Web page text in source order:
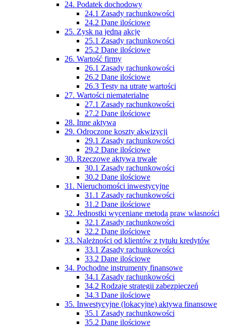
24. Podatek dochodowy
24.1 Zasady rachunkowości
24.2 Dane ilościowe
25. Zysk na jedną akcję
25.1 Zasady rachunkowości
25.2 Dane ilościowe
26. Wartość firmy
26.1 Zasady rachunkowości
26.2 Dane ilościowe
26.3 Testy na utratę wartości
27. Wartości niematerialne
27.1 Zasady rachunkowości
27.2 Dane ilościowe
28. Inne aktywa
29. Odroczone koszty akwizycji
29.1 Zasady rachunkowości
29.2 Dane ilościowe
30. Rzeczowe aktywa trwałe
30.1 Zasady rachunkowości
30.2 Dane ilościowe
31. Nieruchomości inwestycyjne
31.1 Zasady rachunkowości
31.2 Dane ilościowe
32. Jednostki wyceniane metodą praw własności
32.1 Zasady rachunkowości
32.2 Dane ilościowe
33. Należności od klientów z tytułu kredytów
33.1 Zasady rachunkowości
33.2 Dane ilościowe
34. Pochodne instrumenty finansowe
34.1 Zasady rachunkowości
34.2 Rodzaje strategii zabezpieczeń
34.3 Dane ilościowe
35. Inwestycyjne (lokacyjne) aktywa finansowe
35.1 Zasady rachunkowości
35.2 Dane ilościowe